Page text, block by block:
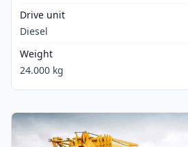
Drive unit
Diesel
Weight
24.000 kg